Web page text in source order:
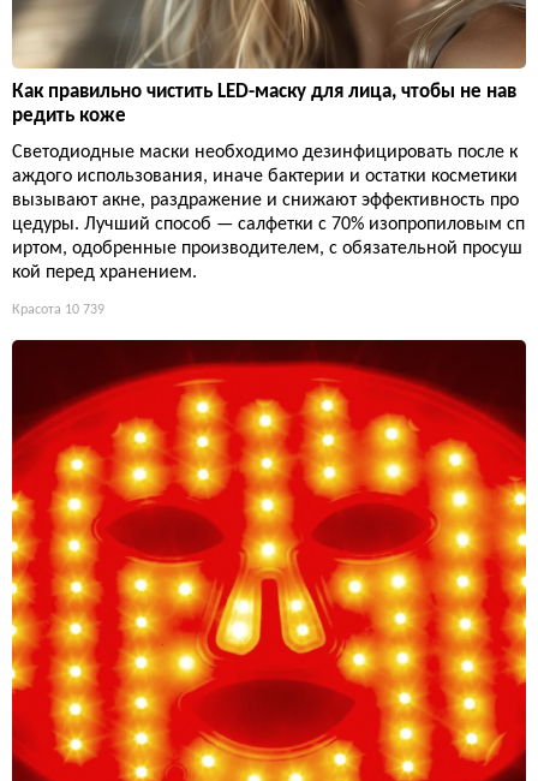
Как правильно чистить LED-маску для лица, чтобы не нав
редить коже
Светодиодные маски необходимо дезинфицировать после к
аждого использования, иначе бактерии и остатки косметики
вызывают акне, раздражение и снижают эффективность про
цедуры. Лучший способ — салфетки с 70% изопропиловым сп
иртом, одобренные производителем, с обязательной просуш
кой перед хранением.
Красота 10 739